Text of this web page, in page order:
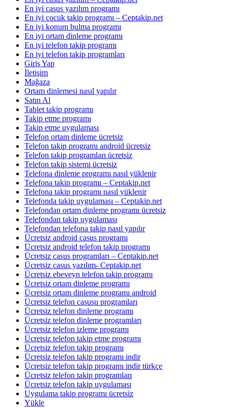
En iyi casus yazılım programı
En iyi çocuk takip programı – Ceptakip.net
En iyi konum bulma programı
En iyi ortam dinleme programı
En iyi telefon takip programı
En iyi telefon takip programları
Giriş Yap
İletişim
Mağaza
Ortam dinlemesi nasıl yapılır
Satın Al
Tablet takip programı
Takip etme programı
Takip etme uygulaması
Telefon ortam dinleme ücretsiz
Telefon takip programı android ücretsiz
Telefon takip programları ücretsiz
Telefon takip sistemi ücretsiz
Telefona dinleme programı nasıl yüklenir
Telefona takip programı – Ceptakip.net
Telefona takip programı nasıl yüklenir
Telefonda takip uygulaması – Ceptakip.net
Telefondan ortam dinleme programı ücretsiz
Telefondan takip uygulaması
Telefondan telefona takip nasıl yapılır
Ücretsiz android casus programı
Ücretsiz android telefon takip programı
Ücretsiz casus programları – Ceptakip.net
Ücretsiz casus yazılım- Ceptakip.net
Ücretsiz ebeveyn telefon takip programı
Ücretsiz ortam dinleme programı
Ücretsiz ortam dinleme programı android
Ücretsiz telefon casusu programları
Ücretsiz telefon dinleme programı
Ücretsiz telefon dinleme programları
Ücretsiz telefon izleme programı
Ücretsiz telefon takip etme programı
Ücretsiz telefon takip programı
Ücretsiz telefon takip programı indir
Ücretsiz telefon takip programı indir türkçe
Ücretsiz telefon takip programları
Ücretsiz telefon takip uygulaması
Uygulama takip programı ücretsiz
Yükle